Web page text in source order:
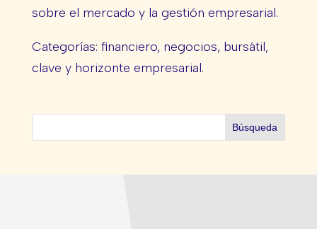
sobre el mercado y la gestión empresarial.
Categorías: financiero, negocios, bursátil,
clave y horizonte empresarial.